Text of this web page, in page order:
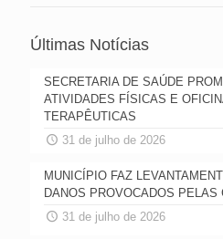
Últimas Notícias
SECRETARIA DE SAÚDE
ATIVIDADES FÍSICAS E
TERAPÊUTICAS
31 de julho de 2026
MUNICÍPIO FAZ
DANOS PROVOCADOS PELAS
31 de julho de 2026